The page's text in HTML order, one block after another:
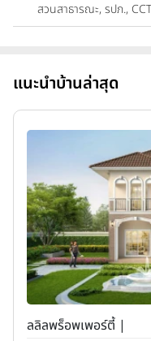
สวนสาธารณะ, รปภ.,
แนะนำบ้านล่าสุด
ลลิลพร็อพเพอร์ตี้ |